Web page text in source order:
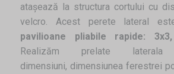
atașează la structura cortului cu
velcro. Acest perete lateral
pavilioane pliabile rapide:
Realizăm prelate
dimensiuni, dimensiunea ferestrei